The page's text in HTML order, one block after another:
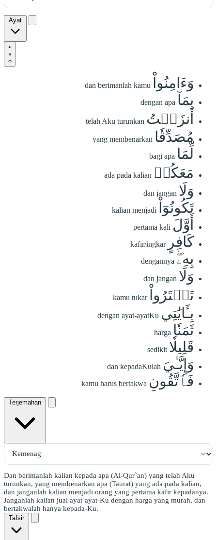
Ayat
وَءَامِنُواْ dan berimanlah kamu
بِمَآ dengan apa
أَنزَلۡتُ telah Aku turunkan
مُصَدِّقٗا yang membenarkan
لِّمَا bagi apa
مَعَكُمۡ ada pada kalian
وَلَا dan jangan
تَكُونُوٓاْ kalian menjadi
أَوَّلَ pertama kali
كَافِرٍ kafir/ingkar
بِهِۦۖ dengannya
وَلَا dan jangan
تَشۡتَرُواْ kamu tukar
بِـَٔايَٰتِي dengan ayat-ayatKu
ثَمَنٗا harga
قَلِيلٗا sedikit
وَإِيَّـٰيَ dan kepadaKulah
فَٱتَّقُونِ kamu harus bertakwa
Terjemahan
Dan berimanlah kalian kepada apa (Al-Qur`an) yang telah Aku
turunkan, yang membenarkan apa (Taurat) yang ada pada kalian,
dan janganlah kalian menjadi orang yang pertama kafir kepadanya.
Janganlah kalian jual ayat-ayat-Ku dengan harga yang murah, dan
bertakwalah hanya kepada-Ku.
Tafsir